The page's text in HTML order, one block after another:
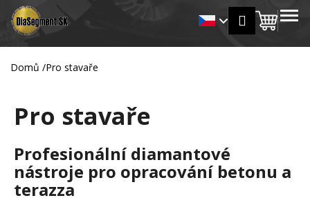
Přejít
obsah
Přihlášení
košík
MENU
Domů /Pro stavaře
Pro stavaře
Profesionální diamantové
nástroje pro opracování betonu a
terazza
š
Zpět
Zpět
C
p
o
t
ř
e